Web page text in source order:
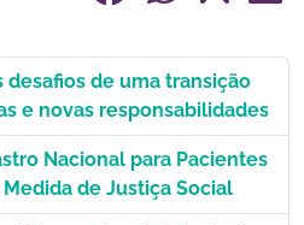
desafios de uma transição
e novas responsabilidades
Nacional para Pacientes
de Justiça Social